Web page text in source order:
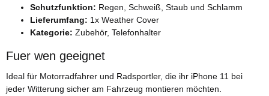
Schutzfunktion: Regen, Schweiß, Staub und Schlamm
Lieferumfang: 1x Weather Cover
Kategorie: Zubehör, Telefonhalter
Fuer wen geeignet
Ideal für Motorradfahrer und Radsportler, die ihr iPhone 11 bei
jeder Witterung sicher am Fahrzeug montieren möchten.